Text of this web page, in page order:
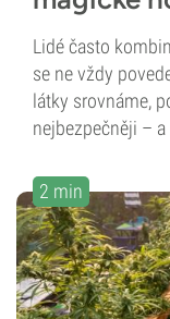
Lidé často
se ne vždy
látky srovnáme,
nejbezpečněji –
2 min